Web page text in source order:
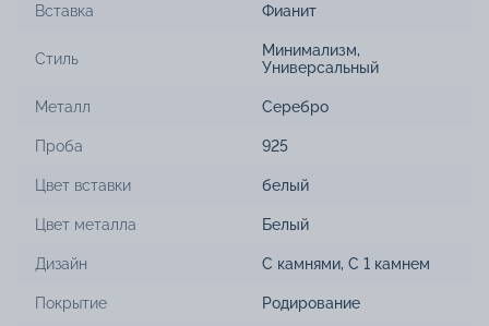
Вставка Фианит
Стиль Минимализм,
Универсальный
Металл Серебро
Проба 925
Цвет вставки белый
Цвет металла Белый
Дизайн С камнями, С 1 камнем
Покрытие Родирование